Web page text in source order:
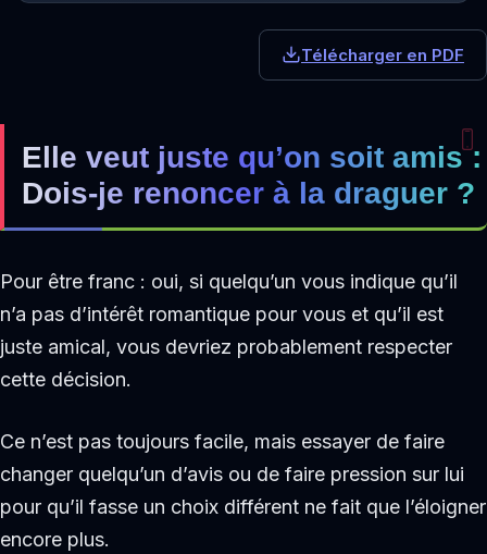
Télécharger en PDF
Elle veut juste qu’on soit amis :
Dois-je renoncer à la draguer ?
Pour être franc : oui, si quelqu’un vous indique qu’il
n’a pas d’intérêt romantique pour vous et qu’il est
juste amical, vous devriez probablement respecter
cette décision.
Ce n’est pas toujours facile, mais essayer de faire
changer quelqu’un d’avis ou de faire pression sur lui
pour qu’il fasse un choix différent ne fait que l’éloigner
encore plus.